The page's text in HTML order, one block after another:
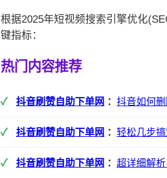
根据2025年短视频搜索引擎优化
键指标：
热门内容推荐
抖音刷赞自助下单网 ： 抖音如何
抖音刷赞自助下单网 ： 轻松几步
抖音刷赞自助下单网 ： 超详细解